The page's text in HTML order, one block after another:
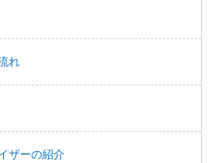
れ
ザーの紹介